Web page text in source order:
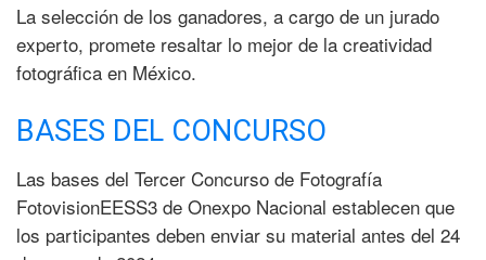
La selección de los ganadores, a cargo de un jurado
experto, promete resaltar lo mejor de la creatividad
fotográfica en México.
BASES DEL CONCURSO
Las bases del Tercer Concurso de Fotografía
FotovisionEESS3 de Onexpo Nacional establecen que
los participantes deben enviar su material antes del 24